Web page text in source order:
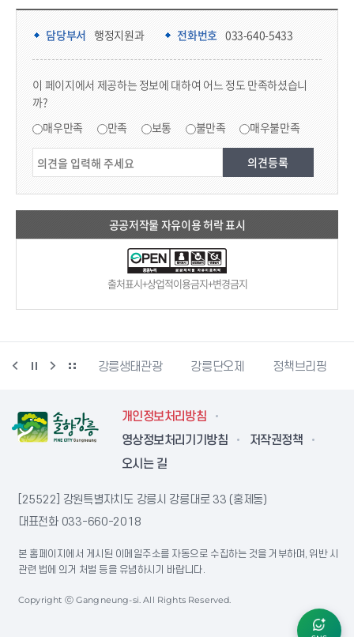
담당부서 정보 & 컨텐츠 만족도 조사 & 공공저작물 자유이용 허락 표시
담당부서 행정지원과 전화번호 033-640-5433
이 페이지에서 제공하는 정보에 대하여 어느 정도 만족하셨습니
까?
매우만족 만족 보통 불만족 매우불만족
공공저작물 자유이용 허락 표시
출처표시+상업적이용금지+변경금지
동물사랑센터 강릉생태관광 강릉단오제 정책브리핑
개인정보처리방침
영상정보처리기기방침
저작권정책
오시는 길
[25522] 강원특별자치도 강릉시 강릉대로 33 (홍제동)
대표전화 033-660-2018
본 홈페이지에서 게시된 이메일주소를 자동으로 수집하는 것을 거부하며, 위반 시
관련 법에 의거 처벌 등을 유념하시기 바랍니다.
Copyright ⓒ Gangneung-si. All Rights Reserved.